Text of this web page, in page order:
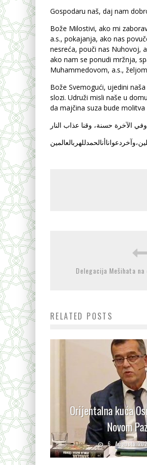
Gospodaru naš, daj nam
Bože Milostivi, ako mi
a.s., pokajanja, ako nas
nesreća, pouči nas Nuhovoj,
ako nam se ponudi mržnja,
Muhammedovom, a.s.,
Bože Svemogući, ujedini
slozi. Udruži misli naše u
da majčina suza bude
Delegacija Mešihata
RELATED POSTS
Orijentalna kuća
Novom
6. Augusta